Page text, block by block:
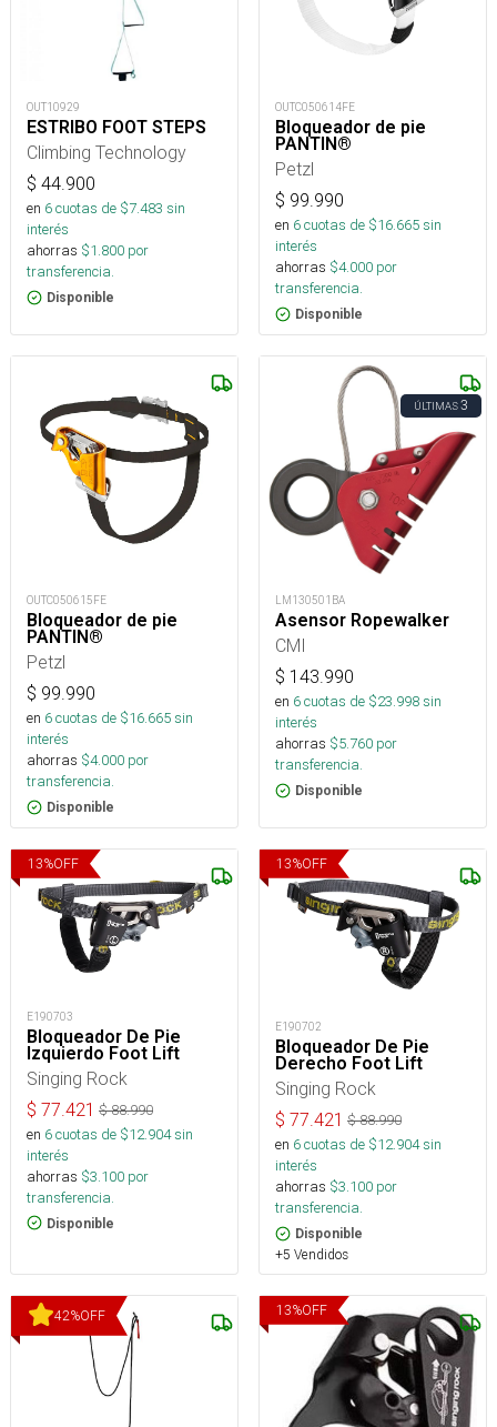
OUT10929
ESTRIBO FOOT STEPS
Climbing Technology
$ 44.900
en 6cuotas de $7.483 sin
interés
ahorras $1.800 por
transferencia.
Disponible
OUTC050614FE
Bloqueador de pie
PANTIN®
Petzl
$ 99.990
en 6cuotas de $16.665sin
interés
ahorras $4.000 por
transferencia.
Disponible
OUTC050615FE
Bloqueador de pie
PANTIN®
Petzl
$ 99.990
en 6cuotas de $16.665sin
interés
ahorras $4.000 por
transferencia.
Disponible
ÚLTIMAS3
LM130501BA
Asensor Ropewalker
CMI
$ 143.990
en 6cuotas de $23.998sin
interés
ahorras $5.760 por
transferencia.
Disponible
13%OFF
E190703
Bloqueador De Pie
Izquierdo Foot Lift
Singing Rock
$ 77.421 $88.990
en 6cuotas de $12.904sin
interés
ahorras $3.100 por
transferencia.
Disponible
13%OFF
E190702
Bloqueador De Pie
Derecho Foot Lift
Singing Rock
$ 77.421 $88.990
en 6cuotas de $12.904sin
interés
ahorras $3.100 por
transferencia.
Disponible
+5 Vendidos
42%OFF 13%OFF